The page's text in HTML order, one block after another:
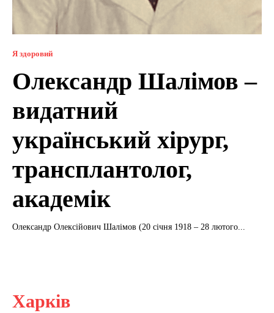
Я здоровий
Олександр Шалімов –
видатний
український хірург,
трансплантолог,
академік
Олександр Олексійович Шалімов (20 січня 1918 – 28 лютого...
Харків